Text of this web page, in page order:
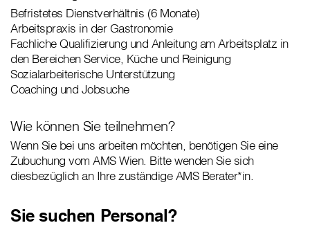
Befristetes Dienstverhältnis (6 Monate)
Arbeitspraxis in der Gastronomie
Fachliche Qualifizierung und Anleitung am Arbeitsplatz in
den Bereichen Service, Küche und Reinigung
Sozialarbeiterische Unterstützung
Coaching und Jobsuche
Wie können Sie teilnehmen?
Wenn Sie bei uns arbeiten möchten, benötigen Sie eine
Zubuchung vom AMS Wien. Bitte wenden Sie sich
diesbezüglich an Ihre zuständige AMS Berater*in.
Sie suchen Personal?